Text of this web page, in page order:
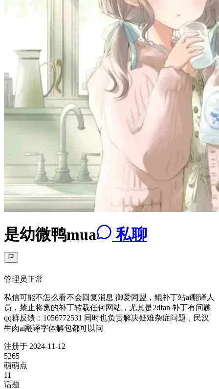
是幼微鸭mua 私聊
管理员正常
私信可能不怎么看不会回复消息 御爱同盟，鲲补丁站ai翻译人
员，禁止将窝的补丁转载任何网站，尤其是2dfan 补丁有问题
qq群反馈：1056772531 同时也负责解决疑难杂症问题，民汉
生肉ai翻译字体解包都可以问
注册于 2024-11-12
5265
萌萌点
11
话题